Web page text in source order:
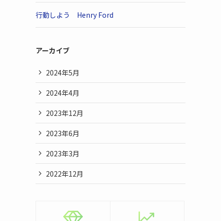
行動しよう Henry Ford
アーカイブ
2024年5月
2024年4月
2023年12月
2023年6月
2023年3月
2022年12月